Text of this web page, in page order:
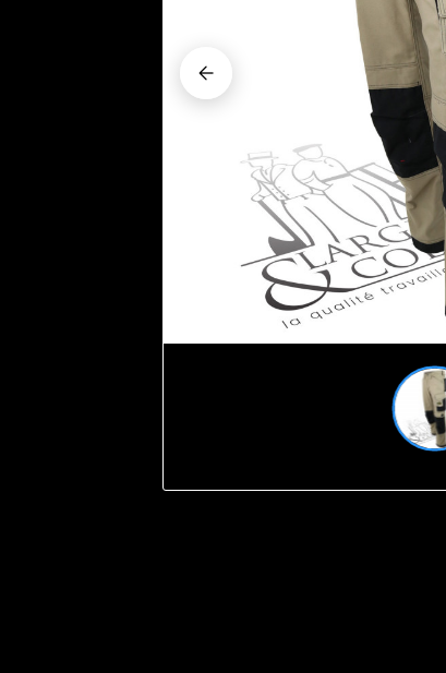























